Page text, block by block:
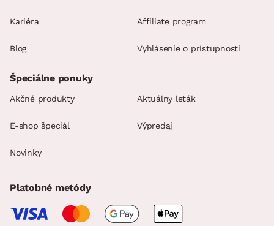
Kariéra
Blog
Affiliate program
Vyhlásenie o prístupnosti
Špeciálne ponuky
Akčné produkty Aktuálny leták
E-shop špeciál Výpredaj
Novinky
Platobné metódy